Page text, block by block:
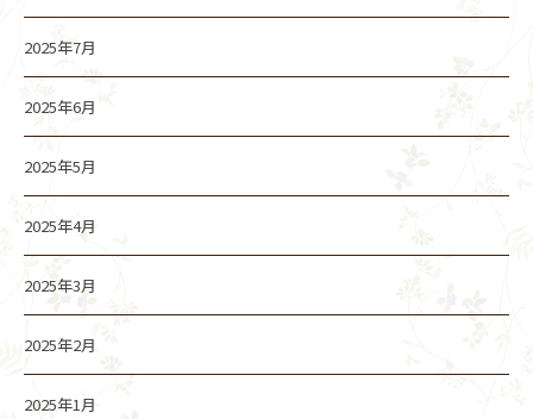
2025年7月
2025年6月
2025年5月
2025年4月
2025年3月
2025年2月
2025年1月